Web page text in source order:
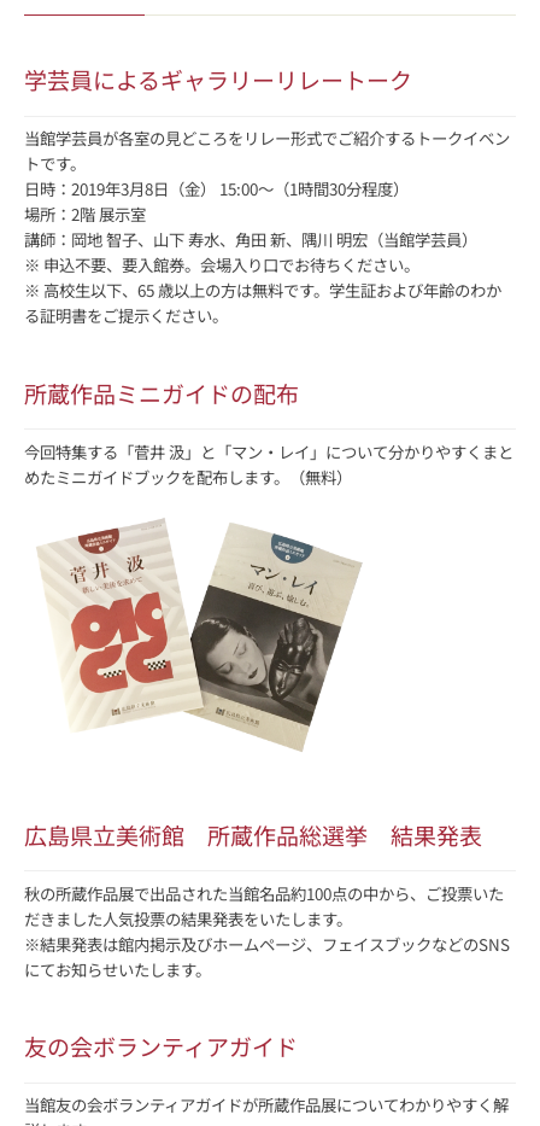
学芸員によるギャラリーリレートーク
当館学芸員が各室の見どころをリレー形式でご紹介するトークイベン
トです。
日時：2019年3月8日（金） 15:00～（1時間30分程度）
場所：2階 展示室
講師：岡地 智子、山下 寿水、角田 新、隅川 明宏（当館学芸員）
※ 申込不要、要入館券。会場入り口でお待ちください。
※ 高校生以下、65 歳以上の方は無料です。学生証および年齢のわか
る証明書をご提示ください。
所蔵作品ミニガイドの配布
今回特集する「菅井 汲」と「マン・レイ」について分かりやすくまと
めたミニガイドブックを配布します。（無料）
広島県立美術館 所蔵作品総選挙 結果発表
秋の所蔵作品展で出品された当館名品約100点の中から、ご投票いた
だきました人気投票の結果発表をいたします。
※結果発表は館内掲示及びホームページ、フェイスブックなどのSNS
にてお知らせいたします。
友の会ボランティアガイド
当館友の会ボランティアガイドが所蔵作品展についてわかりやすく解